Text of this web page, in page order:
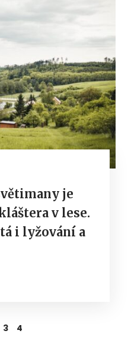
je
v lese.
i lyžování a
3 4